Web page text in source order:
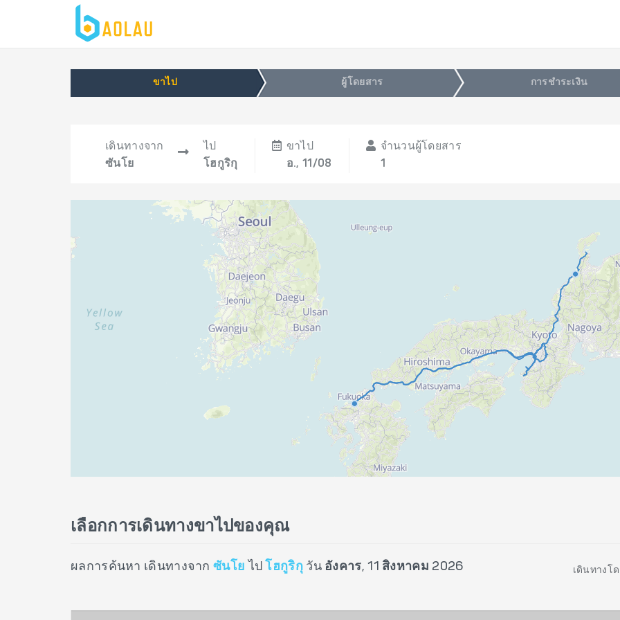
ขาไป ผู้โดยสาร การชำระเงิน
เดินทางจาก
ซันโย
ไป
โฮกูริกุ
ขาไป
อ., 11/08
จำนวนผู้โดยสาร
1
เลือกการเดินทางขาไปของคุณ
ผลการค้นหา เดินทางจาก ซันโย ไป โฮกูริกุวัน อังคาร, 11 สิงหาคม 2026 เดินทางโ